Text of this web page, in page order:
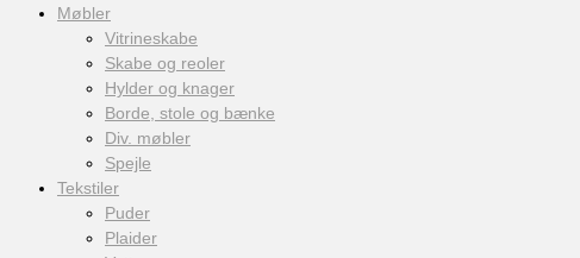
Møbler
Vitrineskabe
Skabe og reoler
Hylder og knager
Borde, stole og bænke
Div. møbler
Spejle
Tekstiler
Puder
Plaider